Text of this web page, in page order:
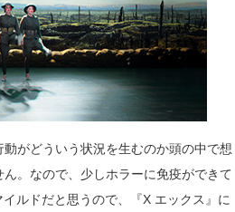
がどういう状況を生むのか頭の中で想
。なので、少しホラーに免疫ができて
ルドだと思うので、『X エックス』に